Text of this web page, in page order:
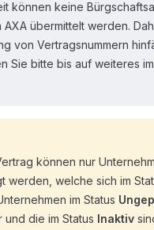
können keine
AXA übermittelt werden.
von Vertragsnummern
Sie bitte bis auf weiteres im
können nur
werden, welche sich im
im Status
und die im Status Inaktiv